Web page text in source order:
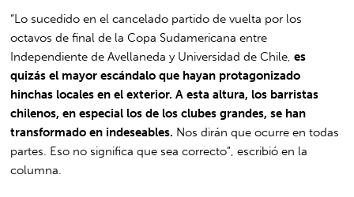
“Lo sucedido en el cancelado partido de vuelta por los
octavos de final de la Copa Sudamericana entre
Independiente de Avellaneda y Universidad de Chile,es
quizás el mayor escándalo que hayan protagonizado
hinchas locales en el exterior. A esta altura, los barristas
chilenos, en especial los de los clubes grandes, se han
transformado en indeseables. Nos dirán que ocurre en todas
partes. Eso no significa que sea correcto”, escribió en la
columna.